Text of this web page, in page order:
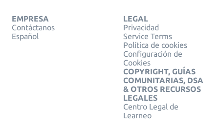
EMPRESA
Contáctanos
Español
LEGAL
Privacidad
Service Terms
Política de cookies
Configuración de
Cookies
COPYRIGHT, GUÍAS
COMUNITARIAS, DSA
& OTROS RECURSOS
LEGALES
Centro Legal de
Learneo